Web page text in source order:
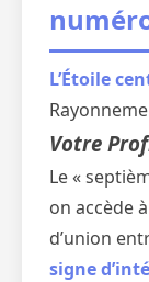
L’Étoile
Votre
Le «
on accède
d’union
signe